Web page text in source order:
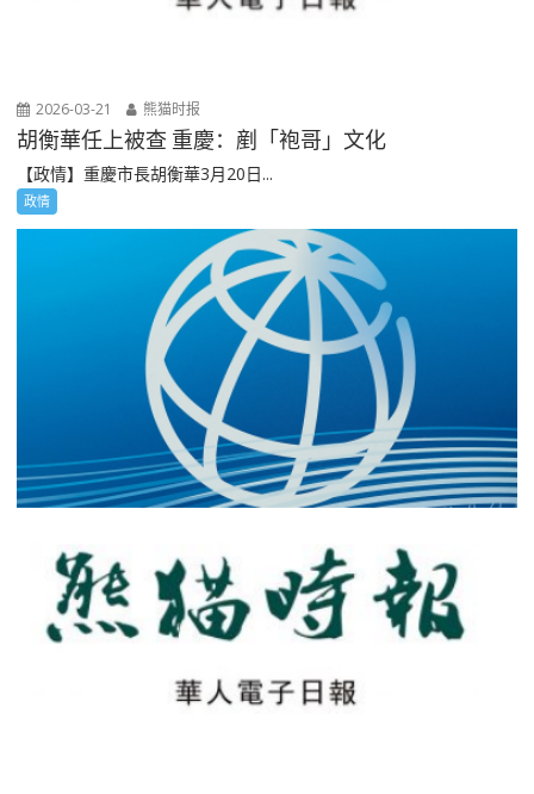
2026-03-21 熊猫时报
胡衡華任上被查 重慶：剷「袍哥」文化
【政情】重慶市長胡衡華3月20日...
政情